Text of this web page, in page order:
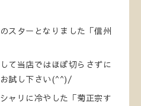
スターとなりました「信州
て当店ではほぼ切らさずに
試し下さい(^^)/
ャリに冷やした「菊正宗す